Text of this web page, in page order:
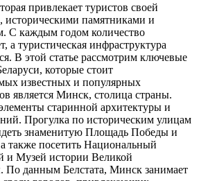
привлекает туристов своей
историческими памятниками и
С каждым годом количество
а туристическая инфраструктура
В этой статье рассмотрим ключевые
которые стоит
известных и популярных
является Минск, столица страны.
старинной архитектуры и
Прогулка по историческим улицам
знаменитую Площадь Победы и
также посетить Национальный
и Музей истории Великой
По данным Белстата, Минск занимает